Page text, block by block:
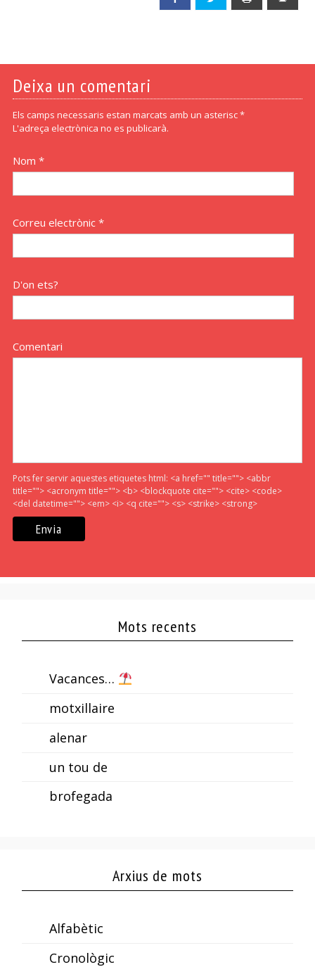
Deixa un comentari
Els camps necessaris estan marcats amb un asterisc *
L'adreça electrònica no es publicarà.
Nom *
Correu electrònic *
D'on ets?
Comentari
Pots fer servir aquestes etiquetes html: <a href="" title=""> <abbr
title=""> <acronym title=""> <b> <blockquote cite=""> <cite> <code>
<del datetime=""> <em> <i> <q cite=""> <s> <strike> <strong>
Mots recents
Vacances…
motxillaire
alenar
un tou de
brofegada
Arxius de mots
Alfabètic
Cronològic